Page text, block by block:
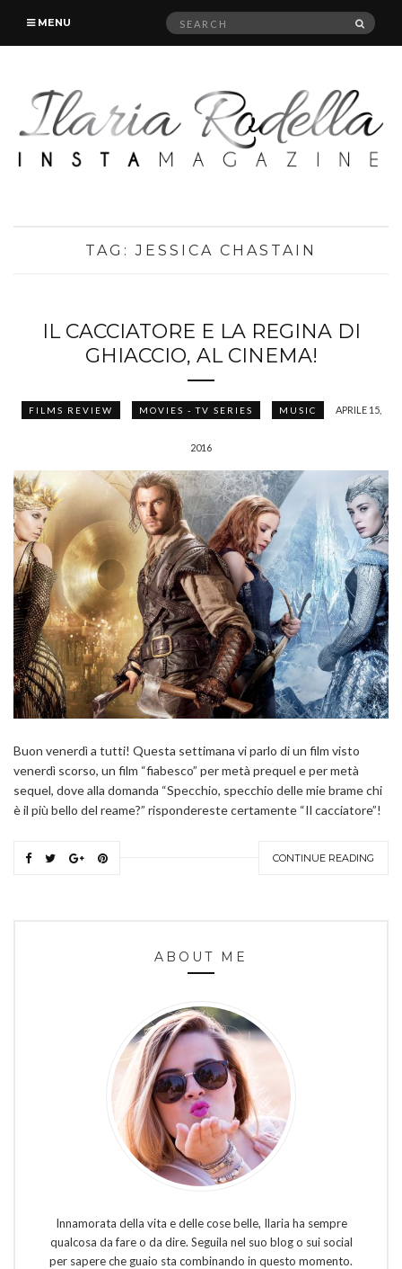
MENU
Search
TAG:JESSICA CHASTAIN
IL CACCIATORE E LA REGINA DI
GHIACCIO, AL CINEMA!
FILMS REVIEW MOVIES - TV SERIES MUSIC APRILE 15,
2016
Buon venerdì a tutti! Questa settimana vi parlo di un film visto
venerdì scorso, un film “fiabesco” per metà prequel e per metà
sequel, dove alla domanda “Specchio, specchio delle mie brame chi
è il più bello del reame?” rispondereste certamente “Il cacciatore”!
CONTINUE READING
ABOUT ME
Innamorata della vita e delle cose belle, Ilaria ha sempre
qualcosa da fare o da dire. Seguila nel suo blog o sui social
per sapere che guaio sta combinando in questo momento.